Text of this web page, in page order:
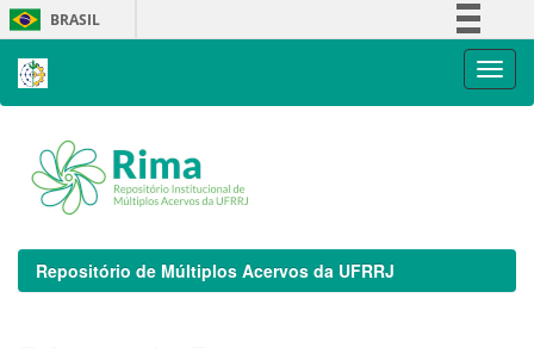
Skip
navigation
BRASIL
Repositório de Múltiplos Acervos da UFRRJ